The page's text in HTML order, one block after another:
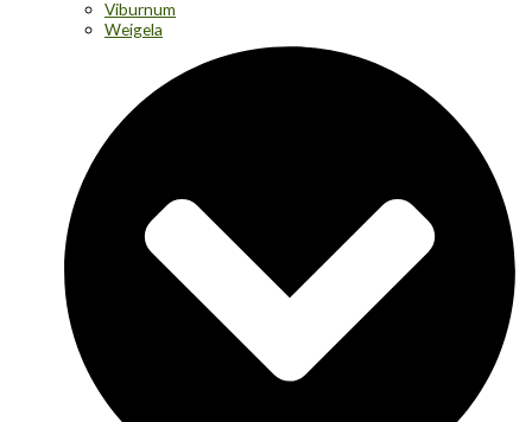
Viburnum
Weigela